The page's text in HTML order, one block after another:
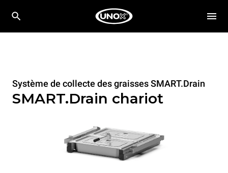
Système de collecte des graisses SMART.Drain
SMART.Drain chariot